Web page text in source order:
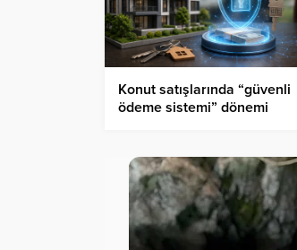
Konut satışlarında “güvenli
ödeme sistemi” dönemi